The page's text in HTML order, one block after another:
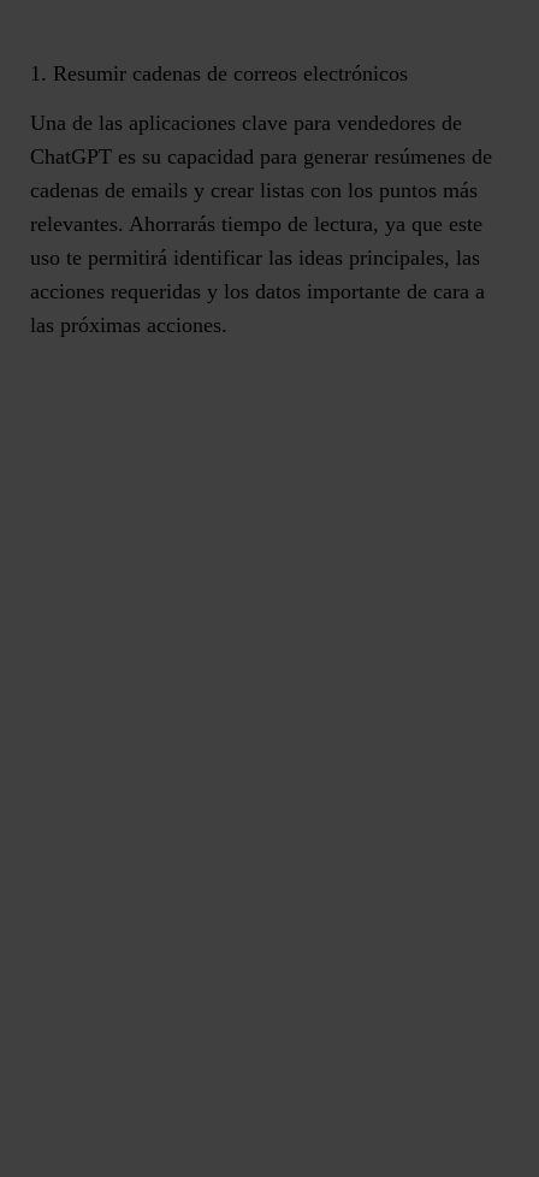
1. Resumir cadenas de correos electrónicos
Una de las aplicaciones clave para vendedores de
ChatGPT es su capacidad para generar resúmenes de
cadenas de emails y crear listas con los puntos más
relevantes. Ahorrarás tiempo de lectura, ya que este
uso te permitirá identificar las ideas principales, las
acciones requeridas y los datos importante de cara a
las próximas acciones.